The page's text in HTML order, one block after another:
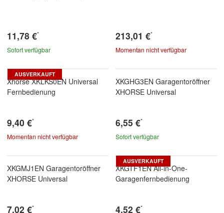
11,78 €*
Sofort verfügbar
213,01 €*
Momentan nicht verfügbar
AUSVERKAUFT
Xhorse XKLKS0EN Universal
Fernbedienung
9,40 €*
Momentan nicht verfügbar
XKGHG3EN Garagentoröffner
XHORSE Universal
6,55 €*
Sofort verfügbar
XKGMJ1EN Garagentoröffner
XHORSE Universal
7,02 €*
AUSVERKAUFT
XKGTF1EN All-in-One-
Garagenfernbedienung
4,52 €*